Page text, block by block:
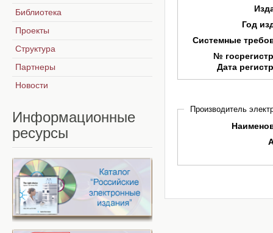
Год
Системные
№
Дата
Производитель
Библиотека
Проекты
Структура
Партнеры
Новости
Информационные
ресурсы